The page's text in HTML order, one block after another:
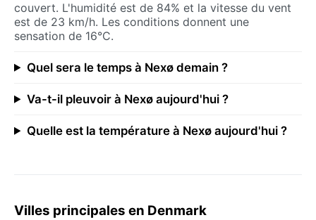
couvert. L'humidité est de 84% et la vitesse du vent
est de 23 km/h. Les conditions donnent une
sensation de 16°C.
Quel sera le temps à Nexø demain ?
Va-t-il pleuvoir à Nexø aujourd'hui ?
Quelle est la température à Nexø aujourd'hui ?
Villes principales en Denmark